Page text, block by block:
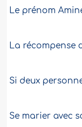
Le prénom
La récompense
Si deux
Se marier avec